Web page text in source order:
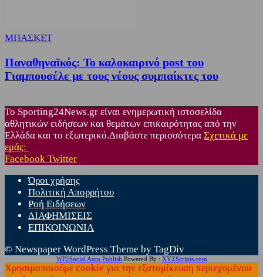
ΜΠΑΣΚΕΤ
Παναθηναϊκός: Το καλοκαιρινό post του
Γιαμπουσέλε με τους νέους συμπαίκτες του
Το Sporting24News.gr είναι ενημερωτική ιστοσελίδα
αθλητικών ειδήσεων και θεμάτων επικαιρότητας από την
Ελλάδα και το εξωτερικό.Διαβάστε περισσότερα Σχετικά με
εμάς:
Facebook Twitter
Όροι χρήσης
Πολιτική Απορρήτου
Ροή Ειδήσεων
ΔΙΑΦΗΜΙΣΕΙΣ
ΕΠΙΚΟΙΝΩΝΙΑ
© Newspaper WordPress Theme by TagDiv
WP2Social Auto Publish Powered By : XYZScripts.com
Χρησιμοποιούμε cookie για την εξατομίκευση περιεχομένου